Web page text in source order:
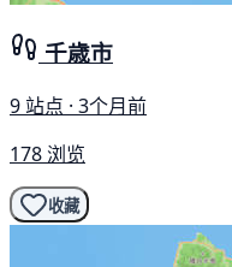
千歳市
9 站点 · 3个月前
178 浏览
收藏